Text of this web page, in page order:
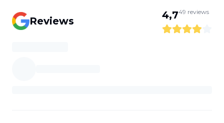
Reviews 4,749 reviews